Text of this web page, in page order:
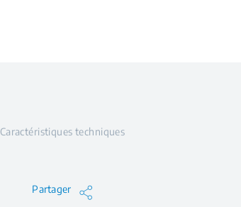
Caractéristiques techniques
Partager